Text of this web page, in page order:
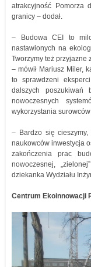
atrakcyjność Pomorza
granicy – dodał.
– Budowa CEI to
nastawionych na
Tworzymy też przyjazne
– mówił Mariusz Miler,
to sprawdzeni
dalszych poszukiwań
nowoczesnych
wykorzystania
– Bardzo się
naukowców inwestycja
zakończenia prac
nowoczesnej,
dziekanka Wydziału
Centrum Ekoinnowacji